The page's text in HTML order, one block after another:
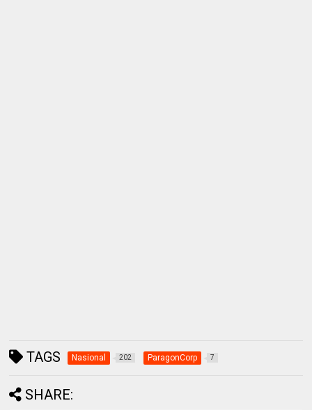
TAGS Nasional 202 ParagonCorp 7
SHARE: